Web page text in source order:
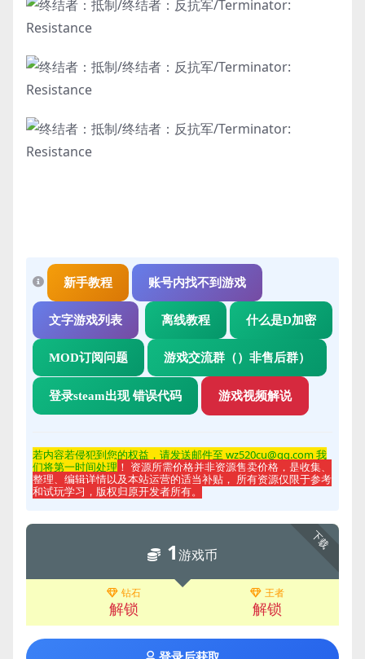
新手教程 账号内找不到游戏
文字游戏列表 离线教程 什么是D加密
MOD订阅问题 游戏交流群（）非售后群）
登录steam出现 错误代码 游戏视频解说
若内容若侵犯到您的权益，请发送邮件至 wz520cu@qq.com 我
们将第一时间处理 ！ 资源所需价格并非资源售卖价格，是收集、
整理、编辑详情以及本站运营的适当补贴， 所有资源仅限于参考
和试玩学习，版权归原开发者所有。
下载
1游戏币
钻石
解锁
王者
解锁